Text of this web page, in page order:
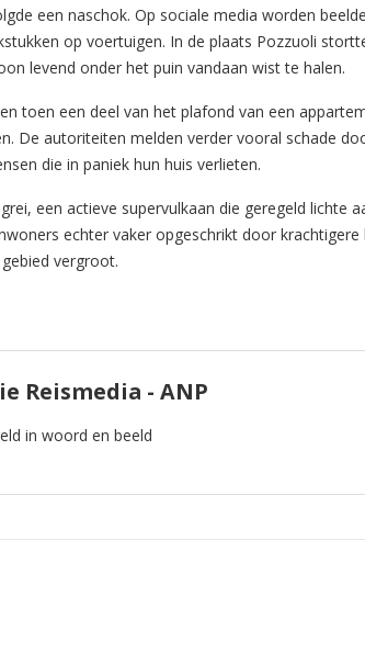
een naschok. Op sociale media worden
op voertuigen. In de plaats Pozzuoli
levend onder het puin vandaan wist te halen.
toen een deel van het plafond van een
De autoriteiten melden verder vooral schade
die in paniek hun huis verlieten.
een actieve supervulkaan die geregeld lichte
echter vaker opgeschrikt door krachtigere
vergroot.
Reismedia - ANP
in woord en beeld